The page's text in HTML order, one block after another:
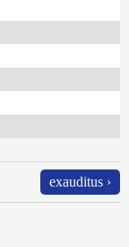
exauditus ›